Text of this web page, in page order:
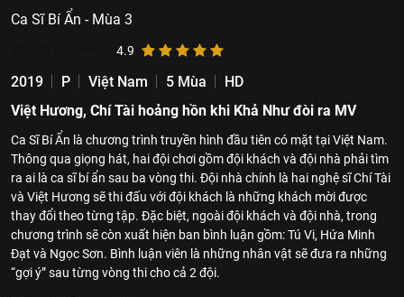
Ca Sĩ Bí Ẩn - Mùa 3
4.9
2019 P Việt Nam 5 Mùa
HD
Việt Hương, Chí Tài hoảng hồn khi Khả Như đòi ra MV
Ca Sĩ Bí Ẩn là chương trình truyền hình đầu tiên có mặt tại Việt Nam.
Thông qua giọng hát, hai đội chơi gồm đội khách và đội nhà phải tìm
ra ai là ca sĩ bí ẩn sau ba vòng thi. Đội nhà chính là hai nghệ sĩ Chí Tài
và Việt Hương sẽ thi đấu với đội khách là những khách mời được
thay đổi theo từng tập. Đặc biệt, ngoài đội khách và đội nhà, trong
chương trình sẽ còn xuất hiện ban bình luận gồm: Tú Vi, Hứa Minh
Đạt và Ngọc Sơn. Bình luận viên là những nhân vật sẽ đưa ra những
“gợi ý” sau từng vòng thi cho cả 2 đội.